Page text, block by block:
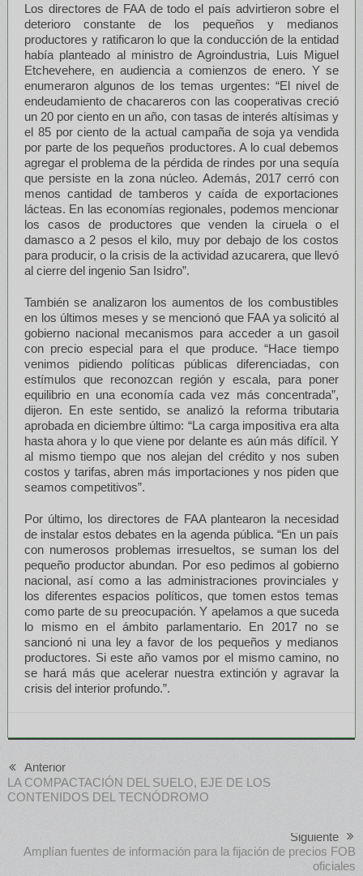
Los directores de FAA de todo el país advirtieron sobre el
deterioro constante de los pequeños y medianos
productores y ratificaron lo que la conducción de la entidad
había planteado al ministro de Agroindustria, Luis Miguel
Etchevehere, en audiencia a comienzos de enero. Y se
enumeraron algunos de los temas urgentes: “El nivel de
endeudamiento de chacareros con las cooperativas creció
un 20 por ciento en un año, con tasas de interés altísimas y
el 85 por ciento de la actual campaña de soja ya vendida
por parte de los pequeños productores. A lo cual debemos
agregar el problema de la pérdida de rindes por una sequía
que persiste en la zona núcleo. Además, 2017 cerró con
menos cantidad de tamberos y caída de exportaciones
lácteas. En las economías regionales, podemos mencionar
los casos de productores que venden la ciruela o el
damasco a 2 pesos el kilo, muy por debajo de los costos
para producir, o la crisis de la actividad azucarera, que llevó
al cierre del ingenio San Isidro”.
También se analizaron los aumentos de los combustibles
en los últimos meses y se mencionó que FAA ya solicitó al
gobierno nacional mecanismos para acceder a un gasoil
con precio especial para el que produce. “Hace tiempo
venimos pidiendo políticas públicas diferenciadas, con
estímulos que reconozcan región y escala, para poner
equilibrio en una economía cada vez más concentrada”,
dijeron. En este sentido, se analizó la reforma tributaria
aprobada en diciembre último: “La carga impositiva era alta
hasta ahora y lo que viene por delante es aún más difícil. Y
al mismo tiempo que nos alejan del crédito y nos suben
costos y tarifas, abren más importaciones y nos piden que
seamos competitivos”.
Por último, los directores de FAA plantearon la necesidad
de instalar estos debates en la agenda pública. “En un país
con numerosos problemas irresueltos, se suman los del
pequeño productor abundan. Por eso pedimos al gobierno
nacional, así como a las administraciones provinciales y
los diferentes espacios políticos, que tomen estos temas
como parte de su preocupación. Y apelamos a que suceda
lo mismo en el ámbito parlamentario. En 2017 no se
sancionó ni una ley a favor de los pequeños y medianos
productores. Si este año vamos por el mismo camino, no
se hará más que acelerar nuestra extinción y agravar la
crisis del interior profundo.”.
Anterior
LA COMPACTACIÓN DEL SUELO, EJE DE LOS
CONTENIDOS DEL TECNÓDROMO
Siguiente
Amplían fuentes de información para la fijación de precios FOB
oficiales